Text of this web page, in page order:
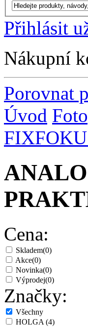
Přihlásit
Nákupní
Porovnat
Úvod
Cena:
Skladem(0)
Akce(0)
Novinka(0)
Výprodej(0)
Značky:
Všechny
HOLGA(4)